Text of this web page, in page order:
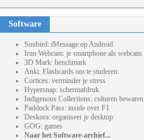
Software
Sunbird: iMessage op Android
Irun Webcam: je smartphone als webcam
3D Mark: benchmark
Anki: Flashcards om te studeren
Cortices: verminder je stress
Hypersnap: schermafdruk
Indigenous Collections: culturen bewaren
Paddock Pass: inside over F1
Deskora: organiseer je desktop
GOG: games
Naar het Software-archief...